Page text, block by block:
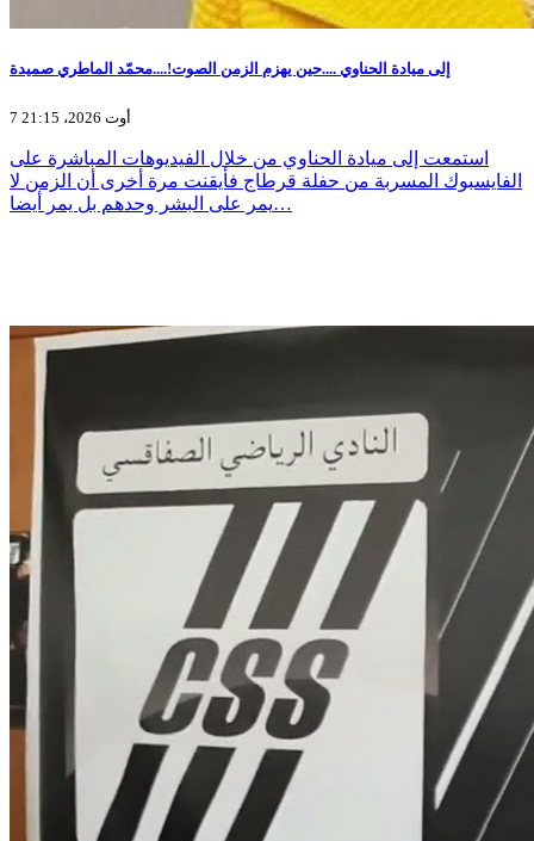
إلى ميادة الحناوي ....حين يهزم الزمن الصوت!....محمّد الماطري صميدة
7 أوت 2026، 21:15
استمعت إلى ميادة الحناوي من خلال الفيديوهات المباشرة على
الفايسبوك المسربة من حفلة قرطاج فأيقنت مرة أخرى أن الزمن لا
يمر على البشر وحدهم بل يمر أيضا…